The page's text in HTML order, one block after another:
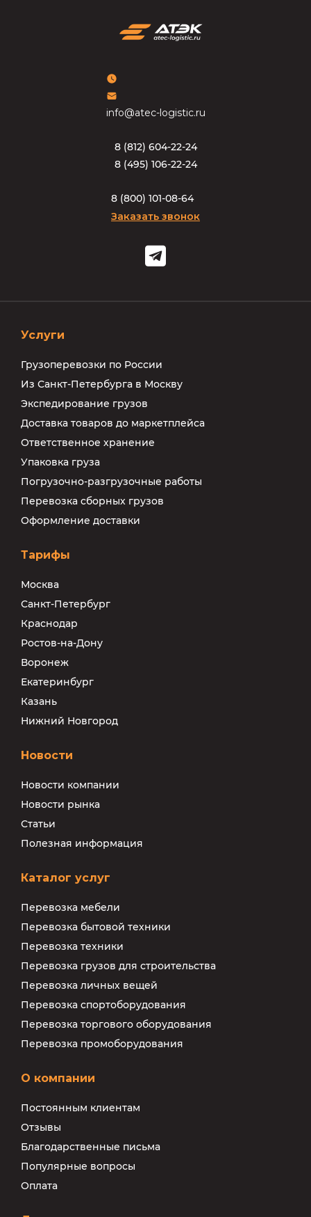
info@atec-logistic.ru
8 (812) 604-22-24
8 (495) 106-22-24
8 (800) 101-08-64
Заказать звонок
Услуги
Грузоперевозки по России
Из Санкт-Петербурга в Москву
Экспедирование грузов
Доставка товаров до маркетплейса
Ответственное хранение
Упаковка груза
Погрузочно-разгрузочные работы
Перевозка сборных грузов
Оформление доставки
Тарифы
Москва
Санкт-Петербург
Краснодар
Ростов-на-Дону
Воронеж
Екатеринбург
Казань
Нижний Новгород
Новости
Новости компании
Новости рынка
Статьи
Полезная информация
Каталог услуг
Перевозка мебели
Перевозка бытовой техники
Перевозка техники
Перевозка грузов для строительства
Перевозка личных вещей
Перевозка спортоборудования
Перевозка торгового оборудования
Перевозка промоборудования
О компании
Постоянным клиентам
Отзывы
Благодарственные письма
Популярные вопросы
Оплата